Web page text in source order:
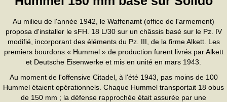
Au milieu de l'année 1942, le Waffenamt (office de l'armement)
proposa d'installer le sFH. 18 L/30 sur un châssis basé sur le Pz. IV
modifié, incorporant des éléments du Pz. III, de la firme Alkett. Les
premiers bourdons « Hummel » de production furent livrés par Alkett
et Deutsche Eisenwerke et mis en unité en mars 1943.
Au moment de l'offensive Citadel, à l'été 1943, pas moins de 100
Hummel étaient opérationnels. Chaque Hummel transportait 18 obus
de 150 mm ; la défense rapprochée était assurée par une